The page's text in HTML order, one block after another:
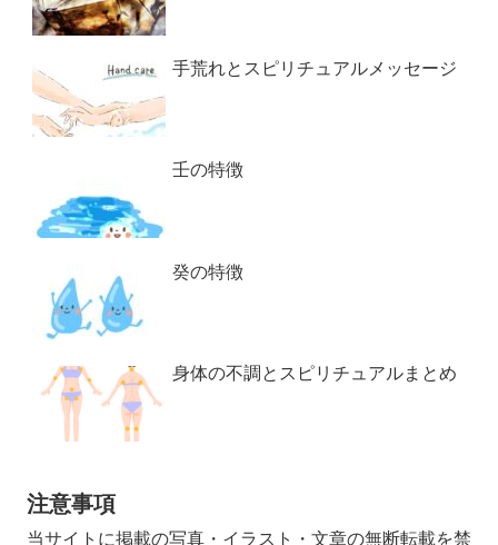
手荒れとスピリチュアルメッセージ
壬の特徴
癸の特徴
身体の不調とスピリチュアルまとめ
注意事項
当サイトに掲載の写真・イラスト・文章の無断転載を禁